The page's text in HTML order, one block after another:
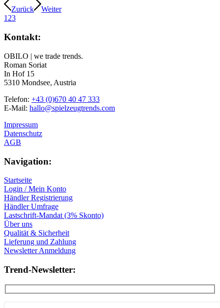
Zurück
Weiter
123
Kontakt:
OBILO | we trade trends.
Roman Soriat
In Hof 15
5310 Mondsee, Austria
Telefon: +43 (0)670 40 47 333
E-Mail: hallo@spielzeugtrends.com
Impressum
Datenschutz
AGB
Navigation:
Startseite
Login / Mein Konto
Händler Registrierung
Händler Umfrage
Lastschrift-Mandat (3% Skonto)
Über uns
Qualität & Sicherheit
Lieferung und Zahlung
Newsletter Anmeldung
Trend-Newsletter: